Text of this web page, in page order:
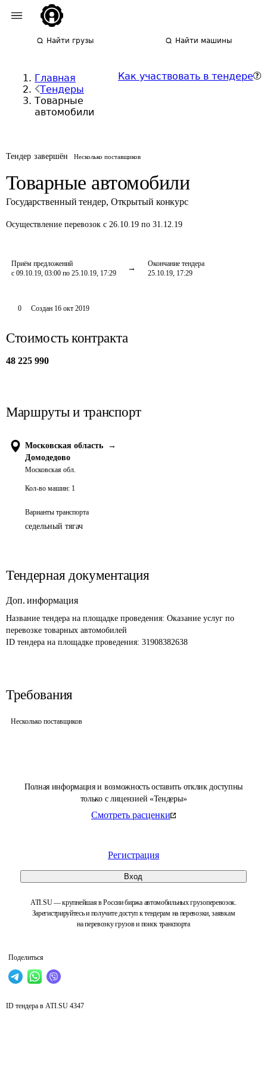
Найти грузы Найти машины
Главная
Тендеры
Товарные
автомобили
Как участвовать в тендере
Тендер завершён Несколько поставщиков
Товарные автомобили
Государственный тендер, Открытый конкурс
Осуществление перевозок с 26.10.19 по 31.12.19
Приём предложений
с 09.10.19, 03:00 по 25.10.19, 17:29
Окончание тендера
25.10.19, 17:29
Полная информация и возможность оставить отклик доступны
только с лицензией «Тендеры»
Смотреть расценки
Регистрация
Вход
ATI.SU — крупнейшая в России биржа автомобильных грузоперевозок.
Зарегистрируйтесь и получите доступ к тендерам на перевозки, заявкам
на перевозку грузов и поиск транспорта
Поделиться
0 Создан 16 окт 2019
Стоимость контракта
48 225 990
Маршруты и транспорт
Московская область
→
Домодедово
Московская обл.
Кол-во машин: 1
Варианты транспорта
седельный тягач
Тендерная документация
Доп. информация
Название тендера на площадке проведения: Оказание услуг по
перевозке товарных автомобилей
ID тендера на площадке проведения: 31908382638
Требования
Несколько поставщиков
ID тендера в ATI.SU 4347